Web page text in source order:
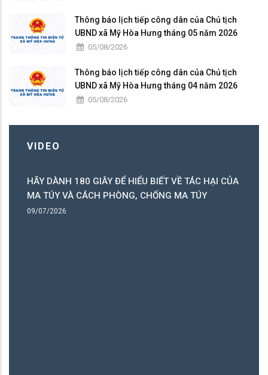
Thông báo lịch tiếp công dân của Chủ tịch
UBND xã Mỹ Hòa Hưng tháng 05 năm 2026
05/08/2026
Thông báo lịch tiếp công dân của Chủ tịch
UBND xã Mỹ Hòa Hưng tháng 04 năm 2026
05/08/2026
VIDEO
HÃY DÀNH 180 GIÂY ĐỂ HIỂU BIẾT VỀ TÁC HẠI CỦA
MA TÚY VÀ CÁCH PHÒNG, CHỐNG MA TÚY
09/07/2026